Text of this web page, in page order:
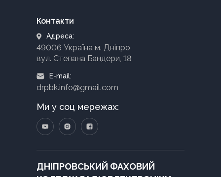
Контакти
Адреса:
49006 Україна м. Дніпро
вул. Степана Бандери, 18
E-mail:
drpbk.info@gmail.com
Ми у соц мережах:
ДНІПРОВСЬКИЙ ФАХОВИЙ